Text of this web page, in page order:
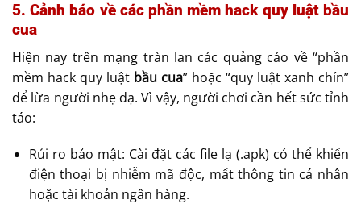
5. Cảnh báo về các phần mềm hack quy luật bầu
cua
Hiện nay trên mạng tràn lan các quảng cáo về “phần
mềm hack quy luật bầu cua” hoặc “quy luật xanh chín”
để lừa người nhẹ dạ. Vì vậy, người chơi cần hết sức tỉnh
táo:
Rủi ro bảo mật: Cài đặt các file lạ (.apk) có thể khiến
điện thoại bị nhiễm mã độc, mất thông tin cá nhân
hoặc tài khoản ngân hàng.